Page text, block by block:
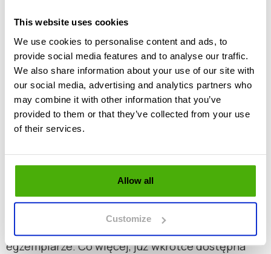
This website uses cookies
We use cookies to personalise content and ads, to
provide social media features and to analyse our traffic.
We also share information about your use of our site with
our social media, advertising and analytics partners who
may combine it with other information that you’ve
provided to them or that they’ve collected from your use
of their services.
Allow all
Customize
kolekcjonerskich jest zgodne z prawem, jednak
ich używanie w celu poświadczania uprawnień
jest nielegalne. Zapoznaj się z pełną ofertą i
wybierz hologram, który najlepiej uzupełni Twoją
kolekcję.
Aktualna oferta i przyszłe edycje
ofertąhologramów ELS. W naszej ofercie
znajdziesz zarówno najnowsze edycje, jak i te
starsze, które wciąż cieszą się dużym
zainteresowaniem. Dzięki temu możesz
egzemplarze. Co więcej, już wkrótce dostępna